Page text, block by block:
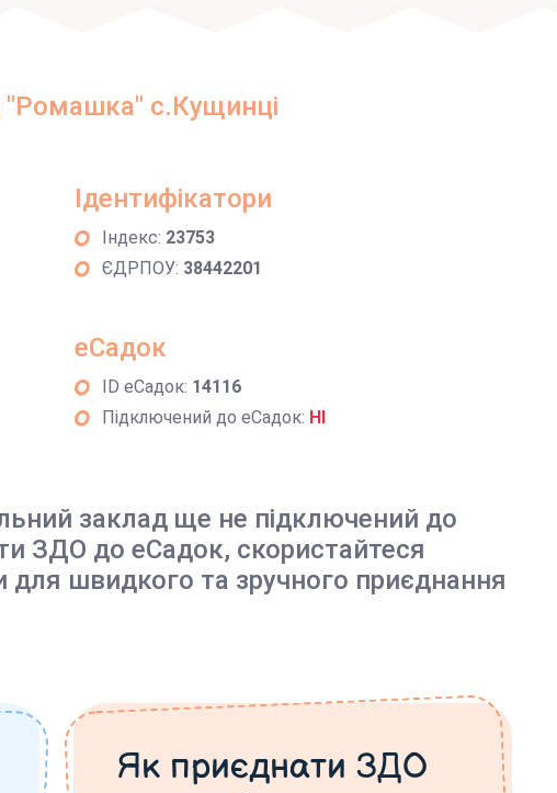
"Ромашка" с.Кущинці
Ідентифікатори
Індекс: 23753
ЄДРПОУ: 38442201
еСадок
ID еСадок: 14116
Підключений до еСадок: НІ
заклад ще не підключений до
ЗДО до еСадок, скористайтеся
для швидкого та зручного приєднання
Як приєднати ЗДО